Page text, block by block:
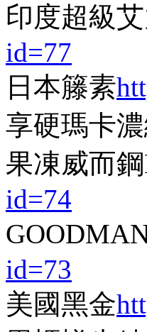
印度超級
id=77
日本籐素
享硬瑪卡
果凍威而鋼
id=74
id=73
美國黑金